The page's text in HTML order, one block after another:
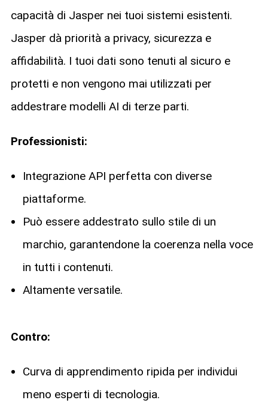
capacità di Jasper nei tuoi sistemi esistenti.
Jasper dà priorità a privacy, sicurezza e
affidabilità. I tuoi dati sono tenuti al sicuro e
protetti e non vengono mai utilizzati per
addestrare modelli AI di terze parti.
Professionisti:
Integrazione API perfetta con diverse
piattaforme.
Può essere addestrato sullo stile di un
marchio, garantendone la coerenza nella voce
in tutti i contenuti.
Altamente versatile.
Contro:
Curva di apprendimento ripida per individui
meno esperti di tecnologia.